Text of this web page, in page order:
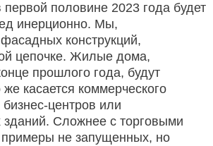
половине 2023 года будет
инерционно. Мы,
конструкций,
цепочке. Жилые дома,
прошлого года, будут
касается коммерческого
бизнес-центров или
Сложнее с торговыми
примеры не запущенных, но